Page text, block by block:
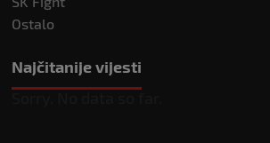
Ostalo
Najčitanije vijesti